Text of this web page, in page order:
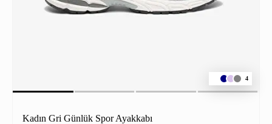
4
Kadın Gri Günlük Spor Ayakkabı